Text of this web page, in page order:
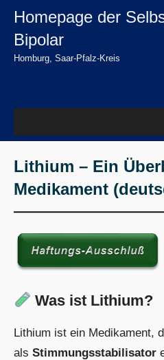
springen
Zum
springen
Homepage der
Bipolar
Homburg, Saar-Pfalz-Kreis
Lithium – Ein
Medikament
Was ist Lithium?
Lithium ist ein Medikament,
als Stimmungsstabilisator